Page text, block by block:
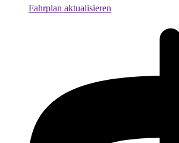
Fahrplan aktualisieren